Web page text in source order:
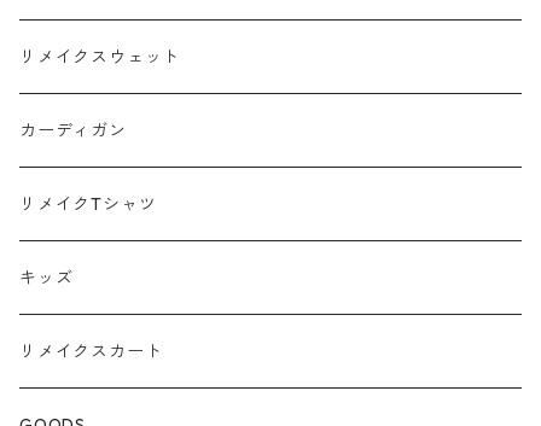
Tシャツ
スウェット
ポロシャツ
リメイクスウェット
カーディガン
リメイクTシャツ
キッズ
リメイクスカート